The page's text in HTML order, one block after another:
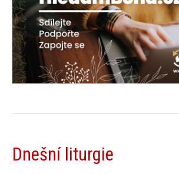
Dnešní liturgie